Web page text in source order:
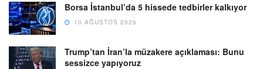
Borsa İstanbul’da 5 hissede tedbirler kalkıyor
10 AĞUSTOS 2026
Trump’tan İran’la müzakere açıklaması: Bunu
sessizce yapıyoruz